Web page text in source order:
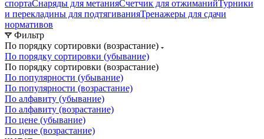
спортаСнаряды для метанияСчетчик для отжиманийТурники
и перекладины для подтягиванияТренажеры для сдачи
нормативов
Фильтр
По порядку сортировки (возрастание)
По порядку сортировки (убывание)
По порядку сортировки (возрастание)
По популярности (убывание)
По популярности (возрастание)
По алфавиту (убывание)
По алфавиту (возрастание)
По цене (убывание)
По цене (возрастание)